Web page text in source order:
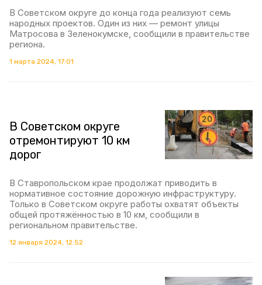
В Советском округе до конца года реализуют семь
народных проектов. Один из них — ремонт улицы
Матросова в Зеленокумске, сообщили в правительстве
региона.
1 марта 2024, 17:01
В Советском округе
отремонтируют 10 км
дорог
В Ставропольском крае продолжат приводить в
нормативное состояние дорожную инфраструктуру.
Только в Советском округе работы охватят объекты
общей протяжённостью в 10 км, сообщили в
региональном правительстве.
12 января 2024, 12:52